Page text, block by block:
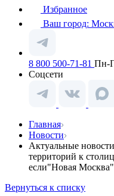
Избранное
Ваш город:
8 800 500-71-81 Пн-
Соцсети
Главная
Новости
Актуальные
территорий к
если"Новая Москва"
Вернуться к списку